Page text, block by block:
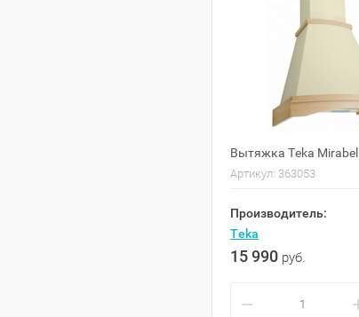
Вытяжка Teka
Артикул: 363053
Производитель:
Teka
15 990 руб.
−